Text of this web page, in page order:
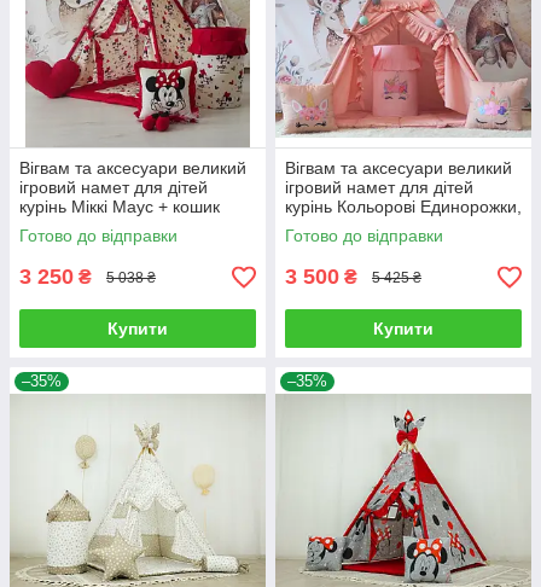
Вігвам та аксесуари великий
ігровий намет для дітей
курінь Міккі Маус + кошик
Повний комплект!
Готово до відправки
3 250 ₴ 5 038 ₴
Купити
Вігвам та аксесуари великий
ігровий намет для дітей
курінь Кольорові Единорожки,
кошик, комплект
Готово до відправки
3 500 ₴ 5 425 ₴
Купити
–35% –35%